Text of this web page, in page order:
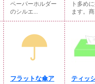
ペーパーホルダー
のシルエ...
ト多め
ます。
フラットな傘ア
ティッ